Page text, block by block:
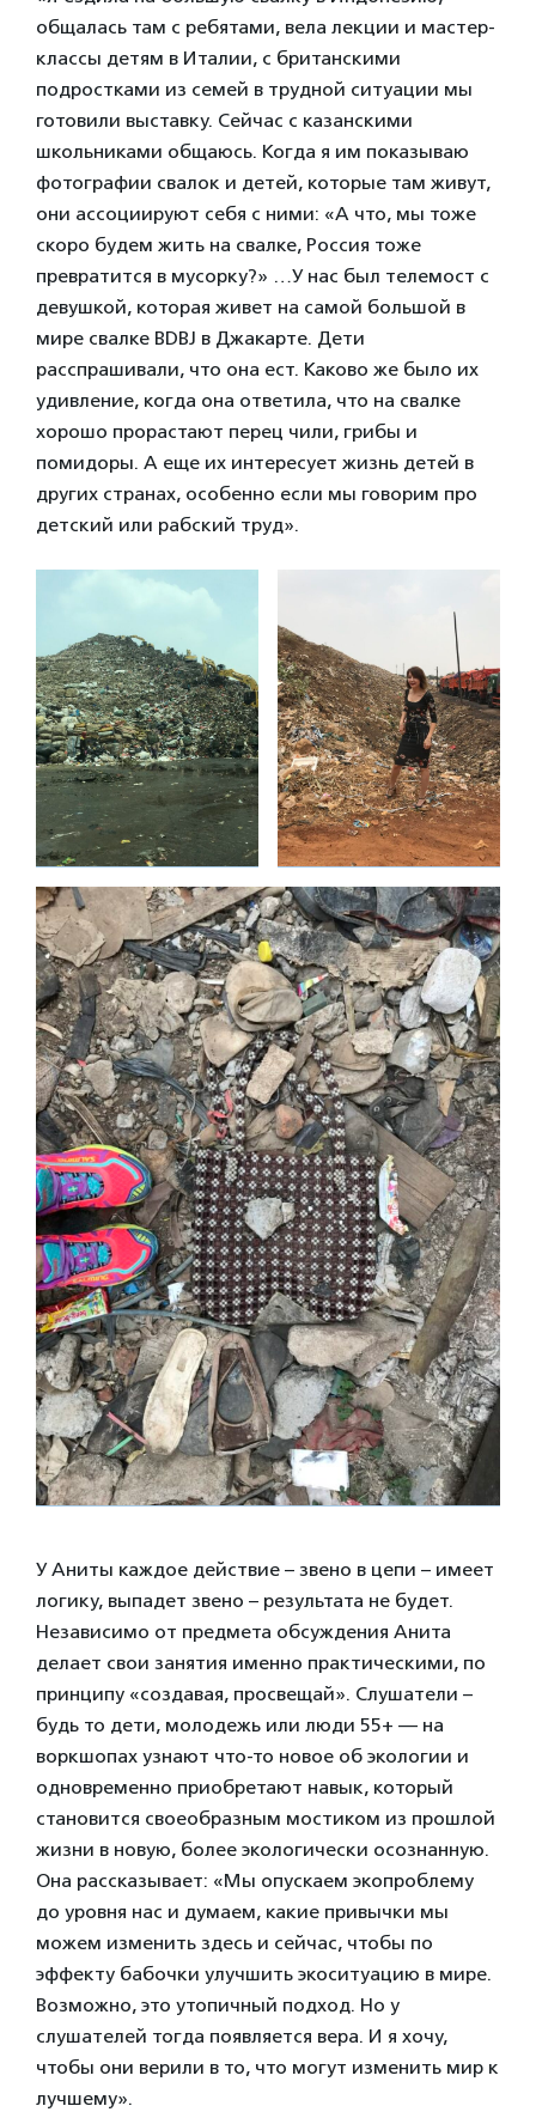
общалась там с ребятами, вела лекции и мастер-
классы детям в Италии, с британскими
подростками из семей в трудной ситуации мы
готовили выставку. Сейчас с казанскими
школьниками общаюсь. Когда я им показываю
фотографии свалок и детей, которые там живут,
они ассоциируют себя с ними: «А что, мы тоже
скоро будем жить на свалке, Россия тоже
превратится в мусорку?» …У нас был телемост с
девушкой, которая живет на самой большой в
мире свалке BDBJ в Джакарте. Дети
расспрашивали, что она ест. Каково же было их
удивление, когда она ответила, что на свалке
хорошо прорастают перец чили, грибы и
помидоры. А еще их интересует жизнь детей в
других странах, особенно если мы говорим про
детский или рабский труд».
У Аниты каждое действие – звено в цепи – имеет
логику, выпадет звено – результата не будет.
Независимо от предмета обсуждения Анита
делает свои занятия именно практическими, по
принципу «создавая, просвещай». Слушатели –
будь то дети, молодежь или люди 55+ — на
воркшопах узнают что-то новое об экологии и
одновременно приобретают навык, который
становится своеобразным мостиком из прошлой
жизни в новую, более экологически осознанную.
Она рассказывает: «Мы опускаем экопроблему
до уровня нас и думаем, какие привычки мы
можем изменить здесь и сейчас, чтобы по
эффекту бабочки улучшить экоситуацию в мире.
Возможно, это утопичный подход. Но у
слушателей тогда появляется вера. И я хочу,
чтобы они верили в то, что могут изменить мир к
лучшему».